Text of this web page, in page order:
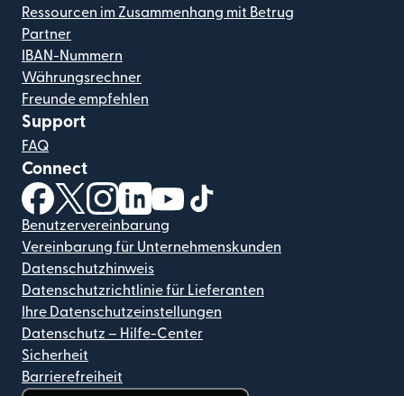
Ressourcen im Zusammenhang mit Betrug
Partner
IBAN-Nummern
Währungsrechner
Freunde empfehlen
Support
FAQ
Connect
(wird in einem neuen Fenster geöffnet)
(wird in einem neuen Fenster geöffnet)
(wird in einem neuen Fenster geöffnet)
(wird in einem neuen Fenster geöffnet)
(wird in einem neuen Fenster
Benutzervereinbarung
Vereinbarung für Unternehmenskunden
Datenschutzhinweis
Datenschutzrichtlinie für Lieferanten
Ihre Datenschutzeinstellungen
Datenschutz – Hilfe-Center
Sicherheit
Barrierefreiheit